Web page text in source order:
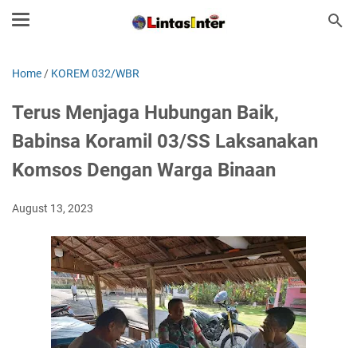
Home / KOREM 032/WBR
Terus Menjaga Hubungan Baik,
Babinsa Koramil 03/SS Laksanakan
Komsos Dengan Warga Binaan
August 13, 2023